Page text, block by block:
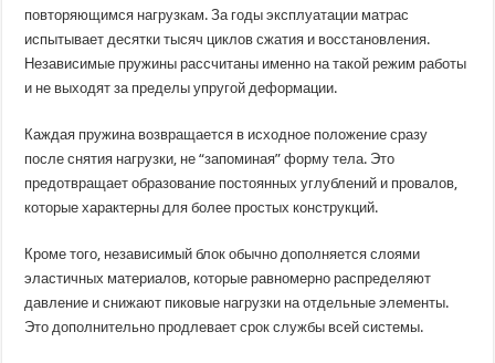
повторяющимся нагрузкам. За годы эксплуатации матрас
испытывает десятки тысяч циклов сжатия и восстановления.
Независимые пружины рассчитаны именно на такой режим работы
и не выходят за пределы упругой деформации.
Каждая пружина возвращается в исходное положение сразу
после снятия нагрузки, не “запоминая” форму тела. Это
предотвращает образование постоянных углублений и провалов,
которые характерны для более простых конструкций.
Кроме того, независимый блок обычно дополняется слоями
эластичных материалов, которые равномерно распределяют
давление и снижают пиковые нагрузки на отдельные элементы.
Это дополнительно продлевает срок службы всей системы.